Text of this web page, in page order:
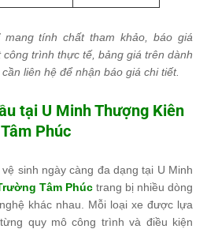
tính chất tham khảo, báo giá
trình thực tế, bảng giá trên dành
liên hệ để nhận báo giá chi tiết.
tại U Minh Thượng Kiên
Phúc
sinh ngày càng đa dạng tại U Minh
Tâm Phúc trang bị nhiều dòng
khác nhau. Mỗi loại xe được lựa
quy mô công trình và điều kiện